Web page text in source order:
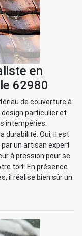
en
62980
de couverture à
particulier et
intempéries.
durabilité. Oui, il est
un artisan expert
à pression pour se
toit. En présence
il réalise bien sûr un